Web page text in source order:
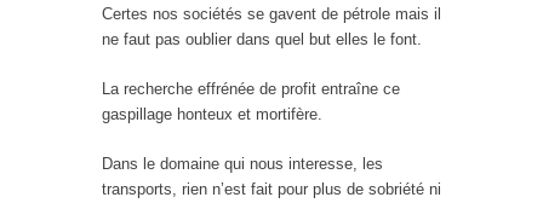
Certes nos sociétés se gavent de pétrole mais il
ne faut pas oublier dans quel but elles le font.
La recherche effrénée de profit entraîne ce
gaspillage honteux et mortifère.
Dans le domaine qui nous interesse, les
transports, rien n’est fait pour plus de sobriété ni